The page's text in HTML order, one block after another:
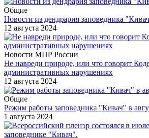
Общие
Новости из дендрария заповедника
12 августа 2024
Новости МПР России
Не навреди природе, или что говорит
административных нарушениях
12 августа 2024
Общие
Режим работы заповедника "Кивач" в
1 августа 2024